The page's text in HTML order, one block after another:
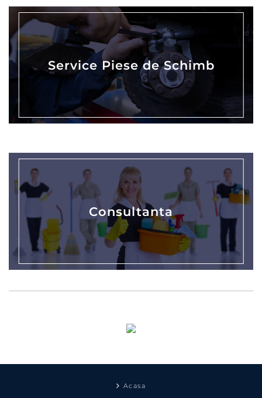
Service Piese de Schimb
Consultanta
Acasa